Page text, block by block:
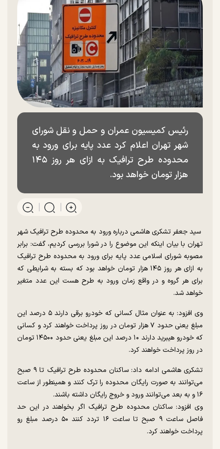
رئیس کمیسیون عمران و حمل و نقل شورای
شهر تهران اعلام کرد عدد پایه برای ورود به
محدوده طرح ترافیک به ازای هر روز ۱۴۵
هزار تومان خواهد بود.
سید جعفر تشکری هاشمی درباره ورود به محدوده طرح ترافیک شهر
تهران با بیان اینکه این موضوع را در شورا بررسی کردیم، گفت: برابر
مصوبه شورای اسلامی عدد پایه برای ورود به محدوده طرح ترافیک
به ازای هر روز ۱۴۵ هزار تومان خواهد بود که بسته به شرایطی که
برای هر گروه و در واقع زمان ورود به طرح هست این عدد متغیر
خواهد شد.
وی افزود: به عنوان مثال کسانی که خودرو برقی دارند ۵ درصد این
مبلغ یعنی حدود ۷ هزار تومان در روز پرداخت خواهند کرد و کسانی
که خودرو هیبرید دارند ۱۰ درصد این مبلغ یعنی حدود ۱۴۵۰۰ تومان
در روز پرداخت خواهند کرد.
تشکری هاشمی ادامه داد: ساکنان محدوده طرح ترافیک تا ۹ صبح
می‌توانند به صورت رایگان محدوده را ترک کنند و همینطور از ساعت
۱۶ و به بعد می‌توانند ورود و خروج رایگان داشته باشند.
وی افزود: ساکنان محدوده طرح ترافیک اگر بخواهند در این حد
فاصل ساعت ۹ صبح تا ساعت ۱۶ تردد کنند ۵۰ درصد مبلغ رو
پرداخت خواهند کرد.